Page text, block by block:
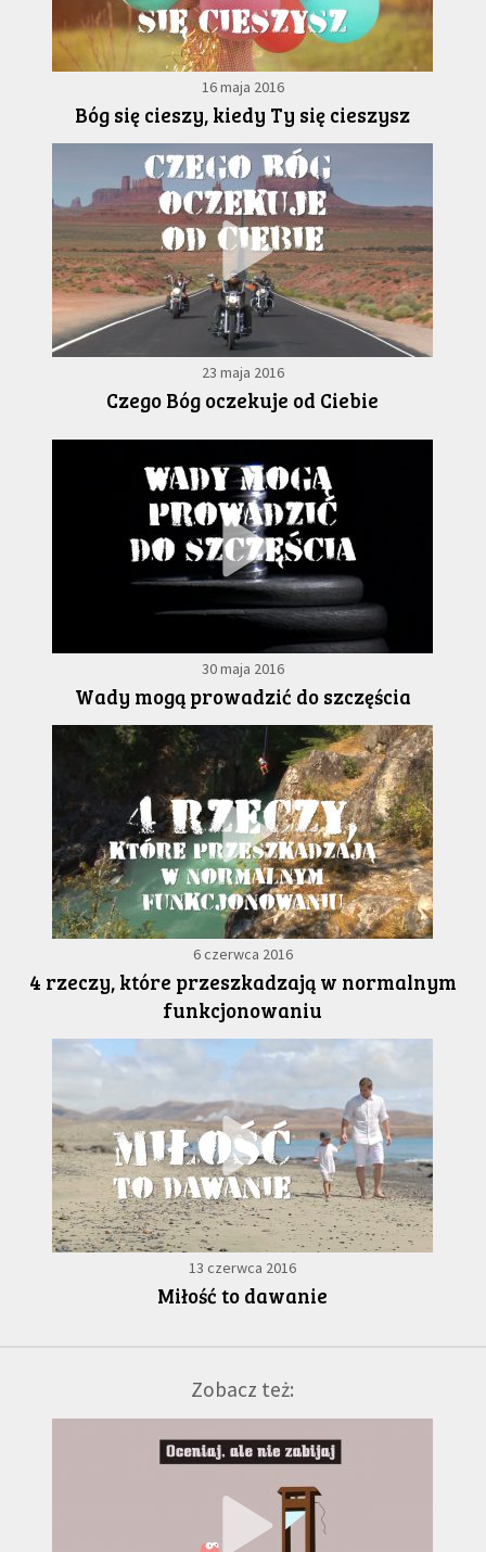
16 maja 2016
Bóg się cieszy, kiedy Ty się cieszysz
23 maja 2016
Czego Bóg oczekuje od Ciebie
30 maja 2016
Wady mogą prowadzić do szczęścia
6 czerwca 2016
4 rzeczy, które przeszkadzają w normalnym
funkcjonowaniu
13 czerwca 2016
Miłość to dawanie
Zobacz też: